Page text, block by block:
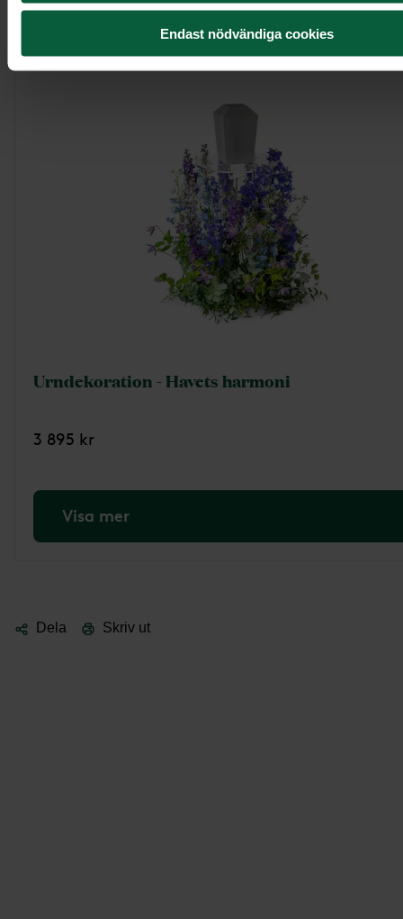
Endast nödvändiga cookies
Urndekoration - Havets harmoni
3 895 kr
Visa mer
Dela Skriv ut